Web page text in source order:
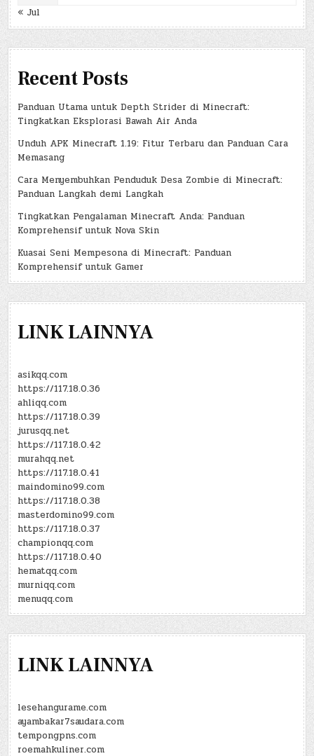
« Jul
Recent Posts
Panduan Utama untuk Depth Strider di Minecraft:
Tingkatkan Eksplorasi Bawah Air Anda
Unduh APK Minecraft 1.19: Fitur Terbaru dan Panduan Cara
Memasang
Cara Menyembuhkan Penduduk Desa Zombie di Minecraft:
Panduan Langkah demi Langkah
Tingkatkan Pengalaman Minecraft Anda: Panduan
Komprehensif untuk Nova Skin
Kuasai Seni Mempesona di Minecraft: Panduan
Komprehensif untuk Gamer
LINK LAINNYA
asikqq.com
https://117.18.0.36
ahliqq.com
https://117.18.0.39
jurusqq.net
https://117.18.0.42
murahqq.net
https://117.18.0.41
maindomino99.com
https://117.18.0.38
masterdomino99.com
https://117.18.0.37
championqq.com
https://117.18.0.40
hematqq.com
murniqq.com
menuqq.com
LINK LAINNYA
lesehangurame.com
ayambakar7saudara.com
tempongpns.com
roemahkuliner.com